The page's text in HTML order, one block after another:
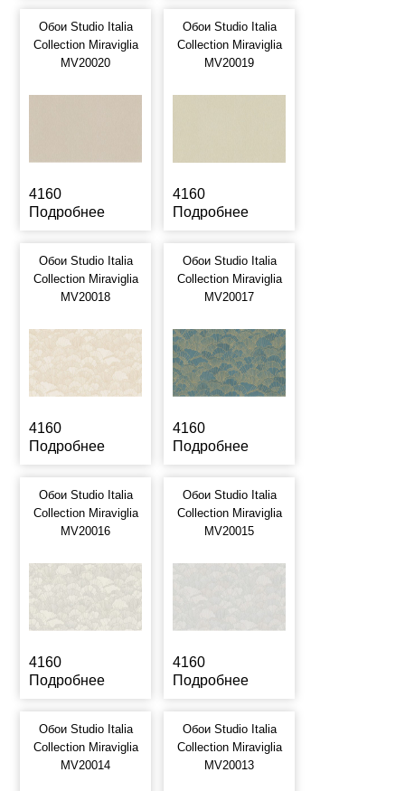
Обои Studio Italia
Collection Miraviglia
MV20020
4160
Подробнее
Обои Studio Italia
Collection Miraviglia
MV20019
4160
Подробнее
Обои Studio Italia
Collection Miraviglia
MV20018
4160
Подробнее
Обои Studio Italia
Collection Miraviglia
MV20017
4160
Подробнее
Обои Studio Italia
Collection Miraviglia
MV20016
4160
Подробнее
Обои Studio Italia
Collection Miraviglia
MV20015
4160
Подробнее
Обои Studio Italia
Collection Miraviglia
MV20014
Обои Studio Italia
Collection Miraviglia
MV20013